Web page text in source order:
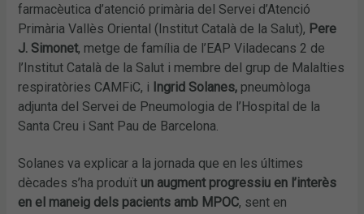
farmacèutica d’atenció primària del Servei d’Atenció
Primària Vallès Oriental (Institut Català de la Salut), Pere
J. Simonet, metge de família de l’EAP Viladecans 2 de
l’Institut Català de la Salut i membre del grup de Malalties
respiratòries CAMFiC, i Ingrid Solanes, pneumòloga
adjunta del Servei de Pneumologia de l’Hospital de la
Santa Creu i Sant Pau de Barcelona.
Solanes va explicar a la jornada que en les últimes
dècades s’ha produït un augment progressiu en l’interès
en el maneig dels pacients amb MPOC, sent en